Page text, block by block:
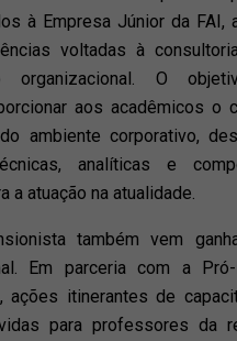
à Empresa Júnior da FAI,
voltadas à
organizacional. O
aos acadêmicos o
ambiente corporativo,
analíticas e
a atuação na atualidade.
também vem
Em parceria com a
ações itinerantes de
para professores da